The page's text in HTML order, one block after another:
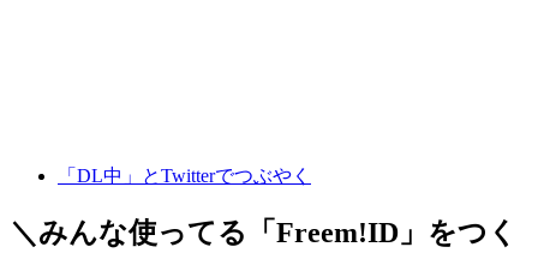
「DL中」とTwitterでつぶやく
＼みんな使ってる「 Freem!ID 」をつく